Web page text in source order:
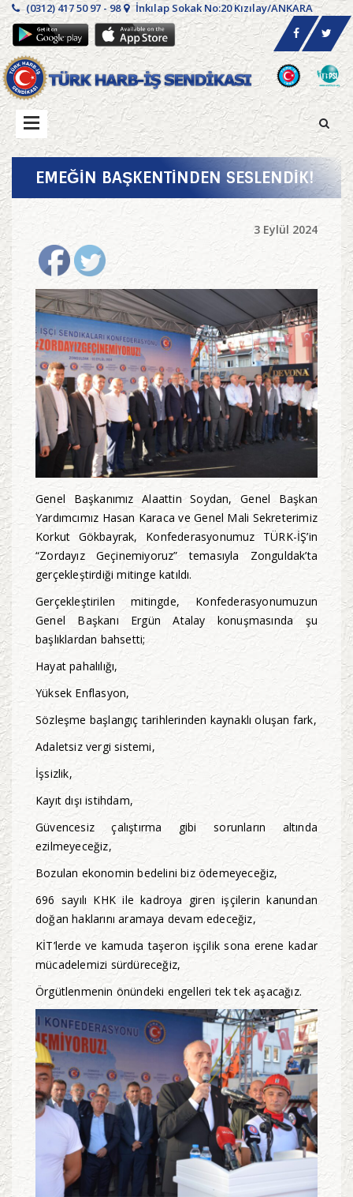
(0312) 417 50 97 - 98 İnkılap Sokak No:20 Kızılay/ANKARA
EMEĞİN BAŞKENTİNDEN SESLENDİK!
3 Eylül 2024
Genel Başkanımız Alaattin Soydan, Genel Başkan
Yardımcımız Hasan Karaca ve Genel Mali Sekreterimiz
Korkut Gökbayrak, Konfederasyonumuz TÜRK-İŞ’in
“Zordayız Geçinemiyoruz” temasıyla Zonguldak’ta
gerçekleştirdiği mitinge katıldı.
Gerçekleştirilen mitingde, Konfederasyonumuzun
Genel Başkanı Ergün Atalay konuşmasında şu
başlıklardan bahsetti;
Hayat pahalılığı,
Yüksek Enflasyon,
Sözleşme başlangıç tarihlerinden kaynaklı oluşan fark,
Adaletsiz vergi sistemi,
İşsizlik,
Kayıt dışı istihdam,
Güvencesiz çalıştırma gibi sorunların altında
ezilmeyeceğiz,
Bozulan ekonomin bedelini biz ödemeyeceğiz,
696 sayılı KHK ile kadroya giren işçilerin kanundan
doğan haklarını aramaya devam edeceğiz,
KİT’lerde ve kamuda taşeron işçilik sona erene kadar
mücadelemizi sürdüreceğiz,
Örgütlenmenin önündeki engelleri tek tek aşacağız.